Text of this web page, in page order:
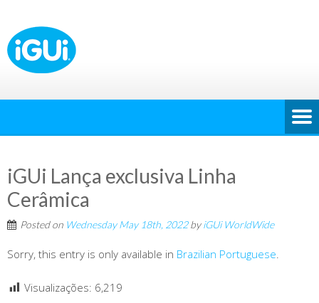
iGUi Lança exclusiva Linha
Cerâmica
Posted on Wednesday May 18th, 2022byiGUi WorldWide
Sorry, this entry is only available in Brazilian Portuguese.
Visualizações: 6,219